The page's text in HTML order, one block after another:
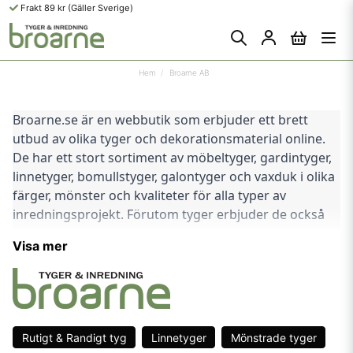
Frakt 89 kr (Gäller Sverige)
Hem Broarne AB
Broarne.se är en webbutik som erbjuder ett brett
utbud av olika tyger och dekorationsmaterial online.
De har ett stort sortiment av möbeltyger, gardintyger,
linnetyger, bomullstyger, galontyger och vaxduk i olika
färger, mönster och kvaliteter för alla typer av
inredningsprojekt. Förutom tyger erbjuder de också
heminredningsprojekt ännu mer personliga.
Broarne.se har fokus på att erbjuda hög kvalitet på
alla sina produkter till konkurrenskraftiga priser. De
arbetar med pålitliga leverantörer och tillverkare för
att säkerställa att kunderna får produkter av högsta
Visa mer
Rutigt & Randigt tyg Linnetyger Mönstrade tyger